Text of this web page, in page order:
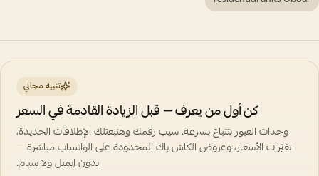
تنبيه مجاني
كن أول من يعرف — قبل الزيادة القادمة في السعر
وحدات العبور بتتباع بسرعة. سيب رقمك وهنبعتلك الإطلاقات الجديدة،
تغيّرات الأسعار، وعروض الكاش باك المحدودة على الواتساب مباشرة —
بدون إيميل ولا سبام.